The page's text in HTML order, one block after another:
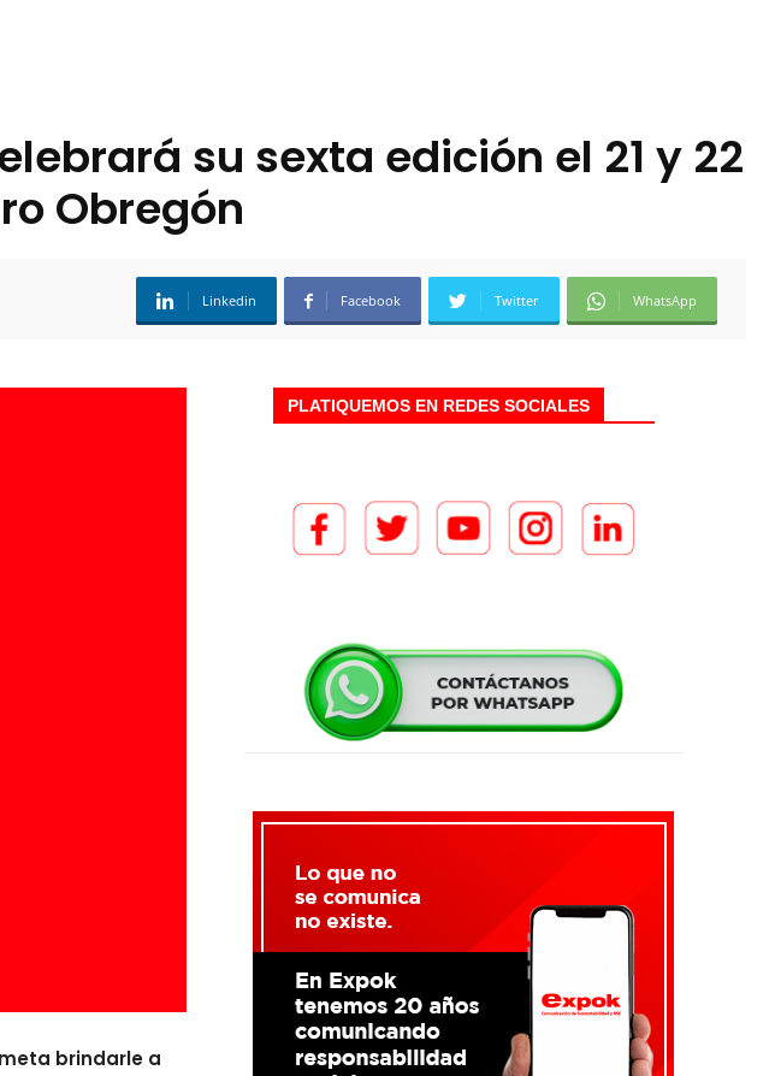
su sexta edición el 21 y 22
Obregón
Linkedin Facebook Twitter WhatsApp
brindarle a
PLATIQUEMOS EN REDES SOCIALES